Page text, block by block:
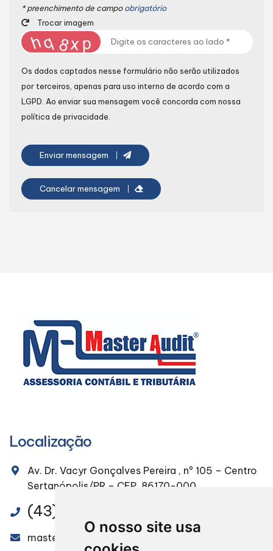
O nosso site usa
* preenchimento de campoobrigatório
Trocar imagem
Os dados captados nesse formulário não serão utilizados
por terceiros, apenas para uso interno de acordo com a
LGPD . Ao enviar sua mensagem você concorda com nossa
política de privacidade.
Enviar mensagem
Cancelar mensagem
Localização
Av. Dr. Vacyr Gonçalves Pereira , nº 105 – Centro
Sertanópolis/PR – CEP. 86170-000
(43) 3232-4491
masteraudit@masteraudit.com.br